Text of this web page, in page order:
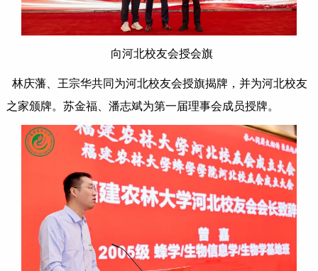
向河北校友会授会旗
林庆藩、王宗华共同为河北校友会授旗揭牌，并为河北校友
之家颁牌。苏金福、潘志斌为第一届理事会成员授牌。